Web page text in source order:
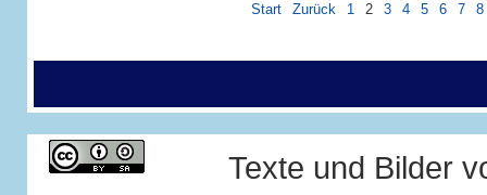
Start Zurück 1 2 3 4 5 6 7 8
Texte und Bilder